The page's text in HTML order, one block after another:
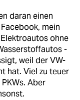
daran einen
mein
ohne
-
weil der VW-
hat. Viel zu teuer
Aber